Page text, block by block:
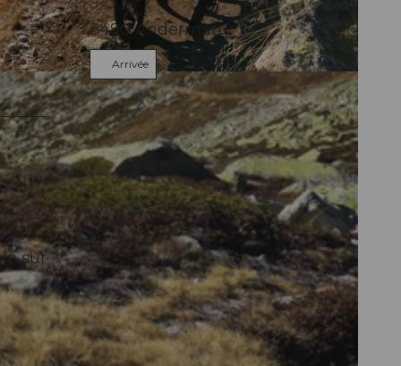
sur
6490Andermatt
Arrivée